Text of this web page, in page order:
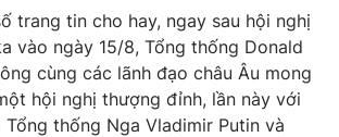
trang tin cho hay, ngay sau hội nghị
vào ngày 15/8, Tổng thống Donald
cùng các lãnh đạo châu Âu mong
hội nghị thượng đỉnh, lần này với
thống Nga Vladimir Putin và